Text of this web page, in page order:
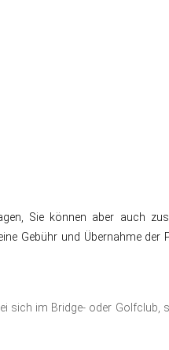
Sie können aber auch
Gebühr und Übernahme der
sich im Bridge- oder Golfclub,